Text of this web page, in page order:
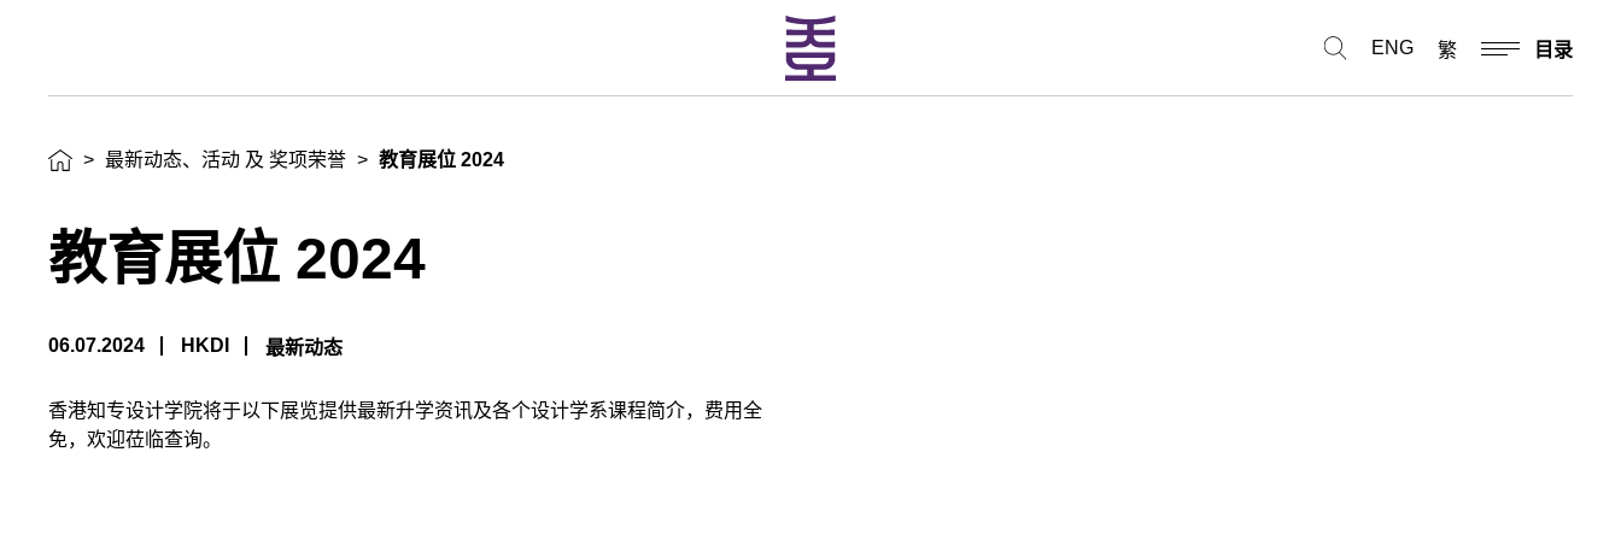
ENG 繁 目录
> 最新动态、活动 及 奖项荣誉 > 教育展位 2024
教育展位 2024
06.07.2024 HKDI 最新动态
香港知专设计学院将于以下展览提供最新升学资讯及各个设计学系课程简介，费用全
免，欢迎莅临查询。